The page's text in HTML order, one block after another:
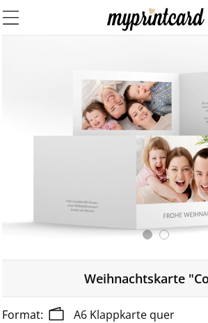
Weihnachtskarte
A6 Klappkarte quer